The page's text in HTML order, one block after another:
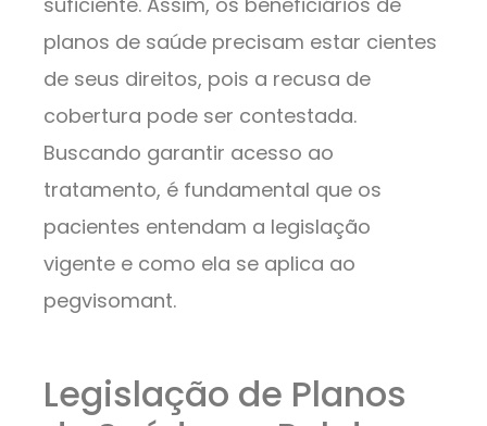
planos de saúde precisam estar cientes
de seus direitos, pois a recusa de
cobertura pode ser contestada.
Buscando garantir acesso ao
tratamento, é fundamental que os
pacientes entendam a legislação
vigente e como ela se aplica ao
pegvisomant.
Legislação de Planos